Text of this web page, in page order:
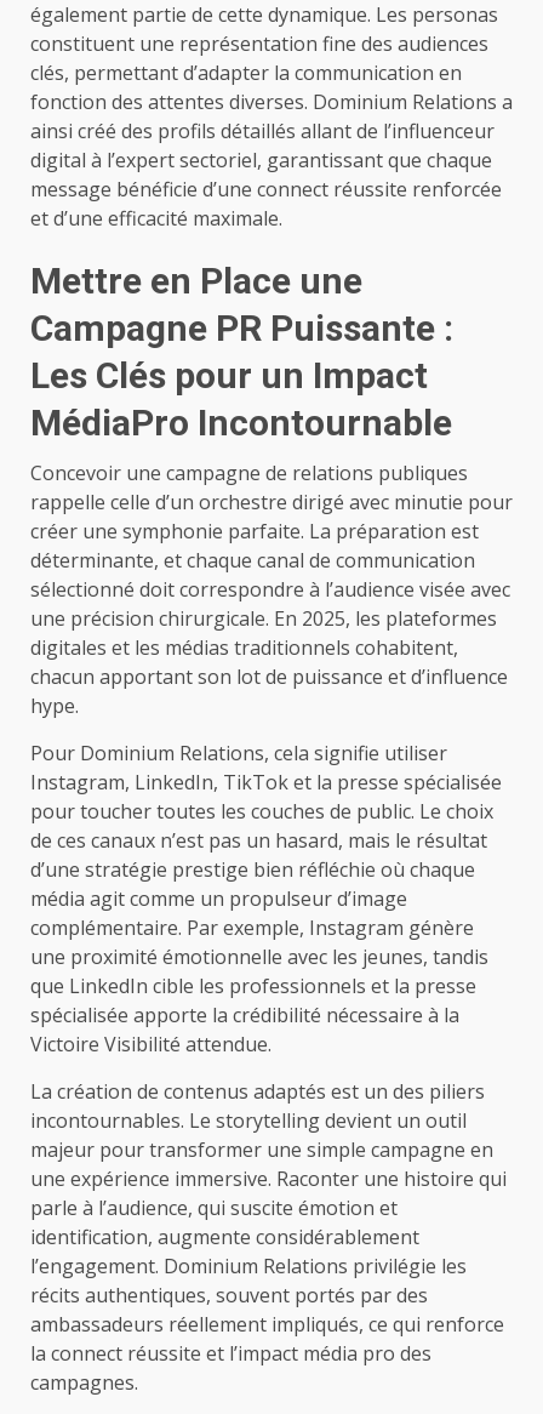
également partie de cette dynamique. Les personas
constituent une représentation fine des audiences
clés, permettant d’adapter la communication en
fonction des attentes diverses. Dominium Relations a
ainsi créé des profils détaillés allant de l’influenceur
digital à l’expert sectoriel, garantissant que chaque
message bénéficie d’une connect réussite renforcée
et d’une efficacité maximale.
Mettre en Place une
Campagne PR Puissante :
Les Clés pour un Impact
MédiaPro Incontournable
Concevoir une campagne de relations publiques
rappelle celle d’un orchestre dirigé avec minutie pour
créer une symphonie parfaite. La préparation est
déterminante, et chaque canal de communication
sélectionné doit correspondre à l’audience visée avec
une précision chirurgicale. En 2025, les plateformes
digitales et les médias traditionnels cohabitent,
chacun apportant son lot de puissance et d’influence
hype.
Pour Dominium Relations, cela signifie utiliser
Instagram, LinkedIn, TikTok et la presse spécialisée
pour toucher toutes les couches de public. Le choix
de ces canaux n’est pas un hasard, mais le résultat
d’une stratégie prestige bien réfléchie où chaque
média agit comme un propulseur d’image
complémentaire. Par exemple, Instagram génère
une proximité émotionnelle avec les jeunes, tandis
que LinkedIn cible les professionnels et la presse
spécialisée apporte la crédibilité nécessaire à la
Victoire Visibilité attendue.
La création de contenus adaptés est un des piliers
incontournables. Le storytelling devient un outil
majeur pour transformer une simple campagne en
une expérience immersive. Raconter une histoire qui
parle à l’audience, qui suscite émotion et
identification, augmente considérablement
l’engagement. Dominium Relations privilégie les
récits authentiques, souvent portés par des
ambassadeurs réellement impliqués, ce qui renforce
la connect réussite et l’impact média pro des
campagnes.